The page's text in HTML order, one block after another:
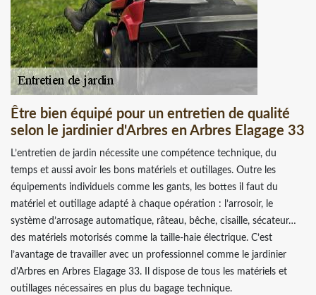
Être bien équipé pour un entretien de qualité
selon le jardinier d'Arbres en Arbres Elagage 33
L’entretien de jardin nécessite une compétence technique, du
temps et aussi avoir les bons matériels et outillages. Outre les
équipements individuels comme les gants, les bottes il faut du
matériel et outillage adapté à chaque opération : l’arrosoir, le
système d’arrosage automatique, râteau, bêche, cisaille, sécateur…
des matériels motorisés comme la taille-haie électrique. C’est
l’avantage de travailler avec un professionnel comme le jardinier
d'Arbres en Arbres Elagage 33. Il dispose de tous les matériels et
outillages nécessaires en plus du bagage technique.